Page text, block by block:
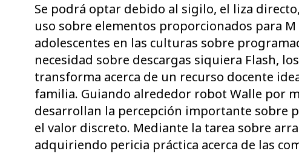
Se podrá optar debido al sigilo, el liza
uso sobre elementos proporcionados para
adolescentes en las culturas sobre
necesidad sobre descargas siquiera Flash,
transforma acerca de un recurso docente
familia. Guiando alrededor robot Walle por
desarrollan la percepción importante sobre
el valor discreto. Mediante la tarea sobre
adquiriendo pericia práctica acerca de las